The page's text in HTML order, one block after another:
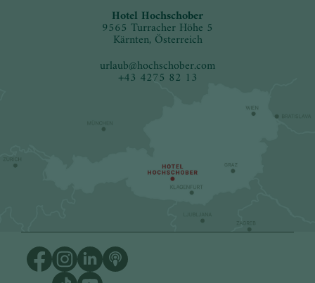
Hotel Hochschober
9565 Turracher Höhe 5
Kärnten, Österreich
urlaub@hochschober.com
+43 4275 82 13